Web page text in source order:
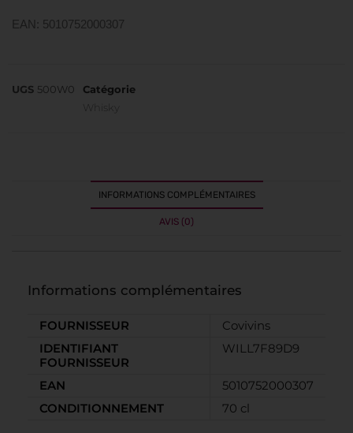
EAN: 5010752000307
UGS 500W0
Catégorie
INFORMATIONS COMPLÉMENTAIRES
AVIS (0)
Informations complémentaires
FOURNISSEUR
Covivins
IDENTIFIANT
FOURNISSEUR
WILL7F89D9
EAN
5010752000307
CONDITIONNEMENT
70 cl